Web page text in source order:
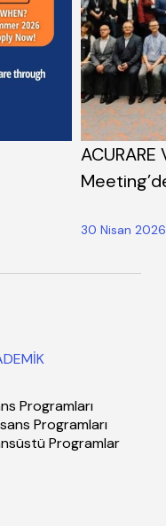
ACURARE
30 Nisan 2026
Programları
Programları
Programlar